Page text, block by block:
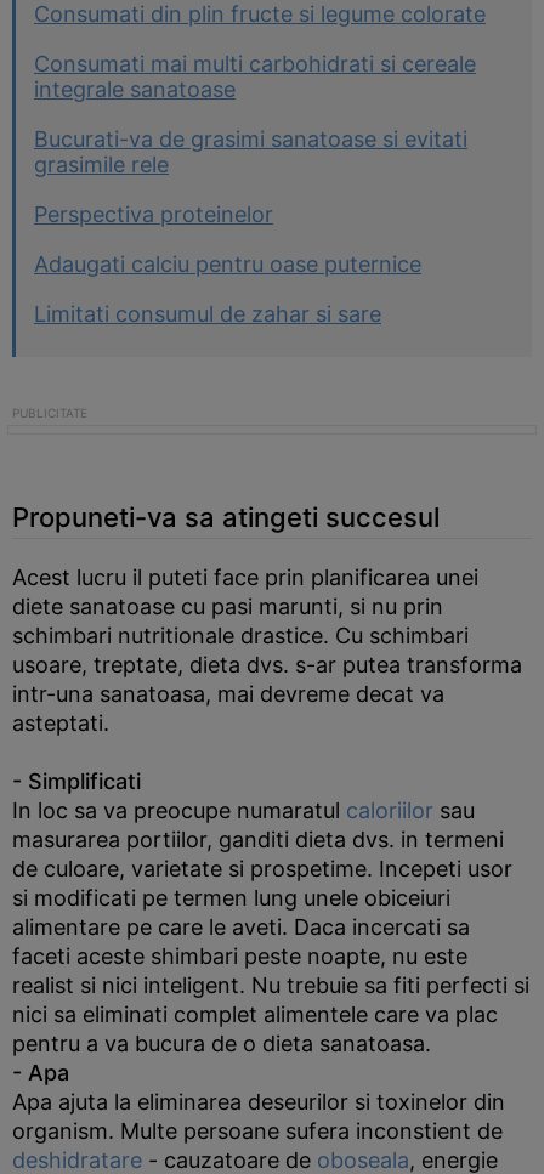
Consumati din plin fructe si legume colorate
Consumati mai multi carbohidrati si cereale
integrale sanatoase
Bucurati-va de grasimi sanatoase si evitati
grasimile rele
Perspectiva proteinelor
Adaugati calciu pentru oase puternice
Limitati consumul de zahar si sare
Propuneti-va sa atingeti succesul
Acest lucru il puteti face prin planificarea unei
diete sanatoase cu pasi marunti, si nu prin
schimbari nutritionale drastice. Cu schimbari
usoare, treptate, dieta dvs. s-ar putea transforma
intr-una sanatoasa, mai devreme decat va
asteptati.
- Simplificati
In loc sa va preocupe numaratul caloriilor sau
masurarea portiilor, ganditi dieta dvs. in termeni
de culoare, varietate si prospetime. Incepeti usor
si modificati pe termen lung unele obiceiuri
alimentare pe care le aveti. Daca incercati sa
faceti aceste shimbari peste noapte, nu este
realist si nici inteligent. Nu trebuie sa fiti perfecti si
nici sa eliminati complet alimentele care va plac
pentru a va bucura de o dieta sanatoasa.
- Apa
Apa ajuta la eliminarea deseurilor si toxinelor din
organism. Multe persoane sufera inconstient de
deshidratare - cauzatoare de oboseala, energie